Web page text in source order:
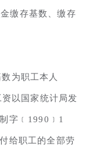
缴存基数、缴存
为职工本人
以国家统计局发
字﹝1990﹞1
给职工的全部劳